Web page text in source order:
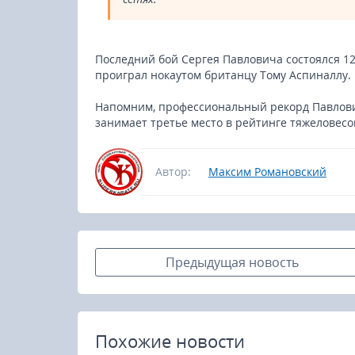
Последний бой Сергея Павловича состоялся
проиграл нокаутом британцу Тому Аспиналлу.
Напомним, профессиональный рекорд
занимает третье место в рейтинге
Автор: Максим Романовский
Предыдущая новость
Похожие новости